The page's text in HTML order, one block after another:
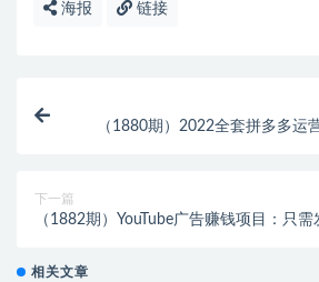
海报 链接
（1880期）2022全套拼多多运
下一篇
（1882期）YouTube广告赚钱项目：只需
相关文章